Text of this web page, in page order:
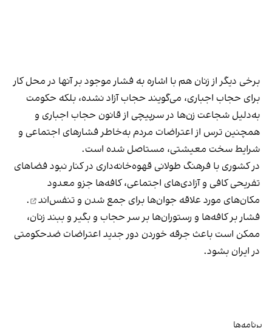
برخی دیگر از زنان هم با اشاره به فشار موجود بر آنها در محل کار
برای حجاب اجباری، می‌گویند حجاب آزاد نشده، بلکه حکومت
به‌دلیل شجاعت زن‌ها در سرپیچی از قانون حجاب اجباری و
همچنین ترس از اعتراضات مردم به‌خاطر فشارهای اجتماعی و
شرایط سخت معیشتی، مستاصل شده است.
در کشوری با فرهنگ طولانی قهوه‌‌خانه‌داری در کنار نبود فضاهای
تفریحی کافی و آزادی‌های اجتماعی، کافه‌ها جزو معدود
مکان‌های مورد علاقه جوان‌ها برای جمع شدن و تنفس‌اند
.
فشار بر کافه‌ها و رستوران‌ها بر سر حجاب و بگیر و ببند زنان،
ممکن است باعث جرقه خوردن دور جدید اعتراضات ضدحکومتی
در ایران بشود.
برنامه‌ها